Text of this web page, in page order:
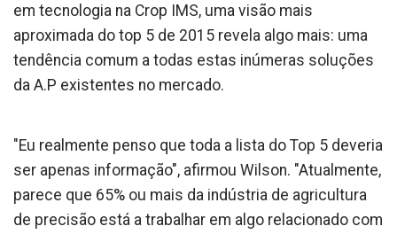
em tecnologia na Crop IMS, uma visão mais
aproximada do top 5 de 2015 revela algo mais: uma
tendência comum a todas estas inúmeras soluções
da A.P existentes no mercado.
"Eu realmente penso que toda a lista do Top 5 deveria
ser apenas informação", afirmou Wilson. "Atualmente,
parece que 65% ou mais da indústria de agricultura
de precisão está a trabalhar em algo relacionado com